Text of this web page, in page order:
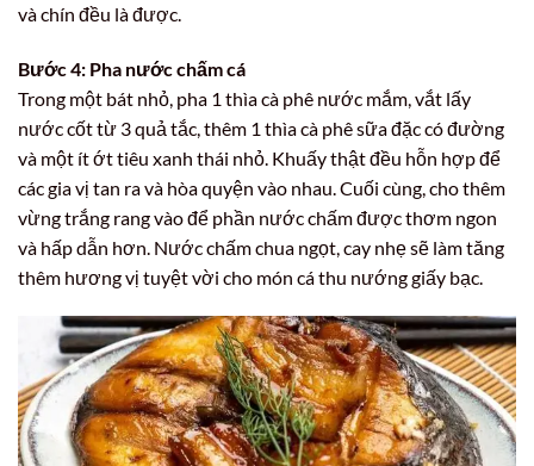
và chín đều là được.
Bước 4: Pha nước chấm cá
Trong một bát nhỏ, pha 1 thìa cà phê nước mắm, vắt lấy
nước cốt từ 3 quả tắc, thêm 1 thìa cà phê sữa đặc có đường
và một ít ớt tiêu xanh thái nhỏ. Khuấy thật đều hỗn hợp để
các gia vị tan ra và hòa quyện vào nhau. Cuối cùng, cho thêm
vừng trắng rang vào để phần nước chấm được thơm ngon
và hấp dẫn hơn. Nước chấm chua ngọt, cay nhẹ sẽ làm tăng
thêm hương vị tuyệt vời cho món cá thu nướng giấy bạc.